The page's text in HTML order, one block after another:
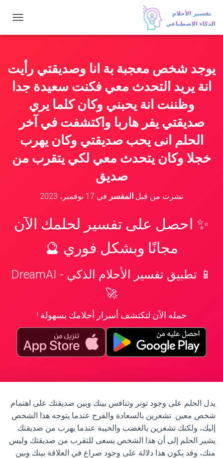
ب
ا
ل
ت
يوجد شخص معجبة بة انا وصديقتي رأيت
انة يريد التحدث معي فكنت سعيدة جدا
وظننت انة يحبني وكان كلما يري
صديقتي يفر هاربا واكتشفت في آخر
الحلم انى يحب صديقتي وكان يهرب
خجلا وكان يتحدث معي لكي يتقرب من
صديق
نشرت من قبل المفسر في 17 نوفمبر، 2023
✨ احصل على تفسير لحلمك الآن
مجانًا وبشكل فوري 🔮
📱 تطبيق تفسير الأحلام الذكي - DreamAI
🚀
حمله الآن لتكتشف أسرار أحلامك بسهولة !
يدل الحلم على وجود توتر وتنافس بينك وبين صديقتك على اهتمام
شخص معين. تشعرين بالسعادة والفرح عندما يتوجه هذا الشخص
إليك، ولكنك تشعرين بالغضب والخيبة عندما يهرب من صديقتك.
يشير الحلم إلى أن هذا الشخص يسعى للتقرب من صديقتك وليس
منك، وقد يكون هذا دلالة على وجود صراع في العلاقة بينك وبين